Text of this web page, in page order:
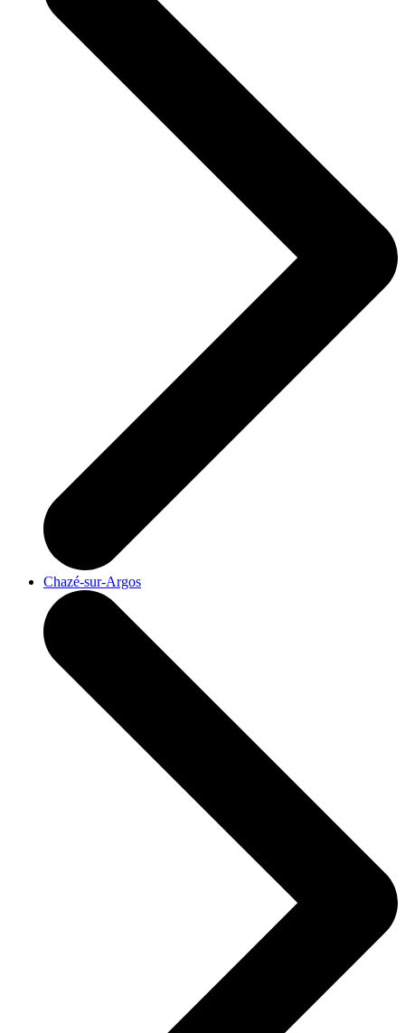
Chazé-sur-Argos